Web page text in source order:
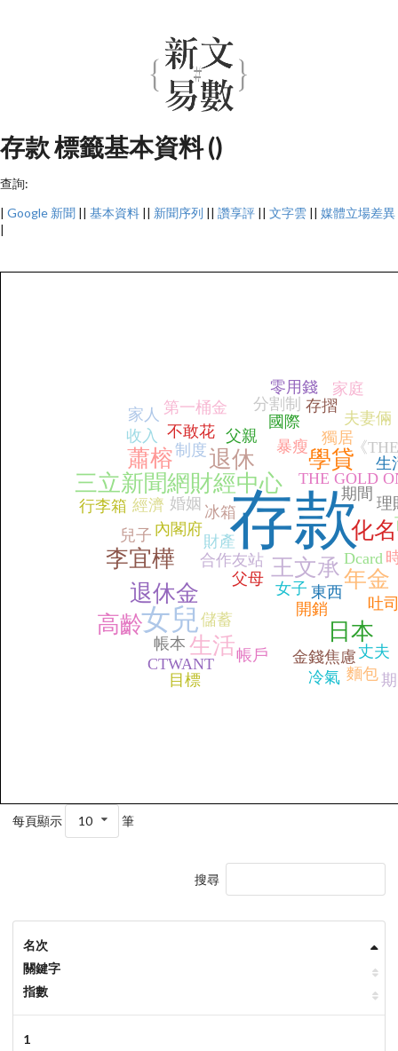
存款 標籤基本資料 ()
查詢:
| Google 新聞 || 基本資料 || 新聞序列 || 讚享評 || 文字雲 || 媒體立場差異
|
存款
女兒
學貸
年金
日本
三立新聞網財經中心
化名
蕭榕
退休金
王文承
李宜樺
退休
高齡
生活
期間
婚姻
內閣府
儲蓄
丈夫
財產
東西
制度
吐
獨居
國際
不敢花
暴瘦
CTWANT
合作友站
金錢焦慮
冰箱
THE GOLD
第一桶金
理
分割制
目標
經濟
女子
收入
生
家人
開銷
麵包
父親
Dcard
父母
零用錢
存摺
兒子
帳戶
家庭
帳本
《
行李箱
夫妻倆
冷氣
每頁顯示 10 筆
搜尋
名次
關鍵字
指數
1